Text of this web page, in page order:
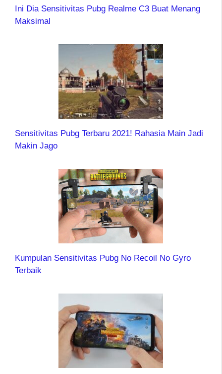
Ini Dia Sensitivitas Pubg Realme C3 Buat Menang
Maksimal
Sensitivitas Pubg Terbaru 2021! Rahasia Main Jadi
Makin Jago
Kumpulan Sensitivitas Pubg No Recoil No Gyro
Terbaik